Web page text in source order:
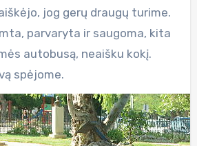
jog gerų draugų turime.
parvaryta ir saugoma, kita
autobusą, neaišku kokį.
spėjome.